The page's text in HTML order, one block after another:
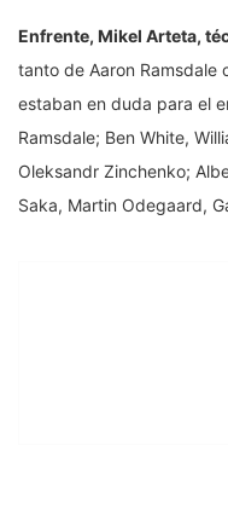
Enfrente, Mikel Arteta,
tanto de Aaron Ramsdale
estaban en duda para el
Ramsdale; Ben White,
Oleksandr Zinchenko;
Saka, Martin Odegaard,